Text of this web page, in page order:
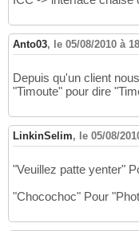
Anto03, le 05/08/2010 à
Depuis qu'un client
"Timoute" pour dire
LinkinSelim, le 05/08/
"Veuillez patte yenter"
"Chocochoc" Pour